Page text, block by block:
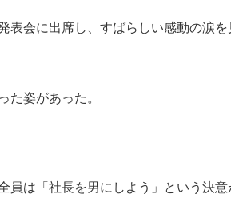
お願いしたいと思われる「一流の仕事術」
のビジョン実現道場(10)
賢い社長の「経理財務の見どこ
欧米
会に出席し、すばらしい感動の涙を
姿があった。
は「社長を男にしよう」という決意